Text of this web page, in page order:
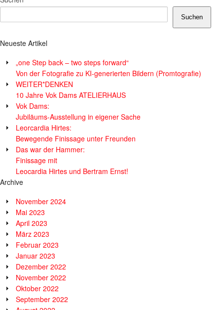
Suchen
Neueste Artikel
„one Step back – two steps forward“
Von der Fotografie zu KI-generierten Bildern (Promtografie)
WEITER*DENKEN
10 Jahre Vok Dams ATELIERHAUS
Vok Dams:
Jubiläums-Ausstellung in eigener Sache
Leorcardia Hirtes:
Bewegende Finissage unter Freunden
Das war der Hammer:
Finissage mit
Leocardia Hirtes und Bertram Ernst!
Archive
November 2024
Mai 2023
April 2023
März 2023
Februar 2023
Januar 2023
Dezember 2022
November 2022
Oktober 2022
September 2022